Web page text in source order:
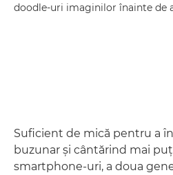
doodle-uri imaginilor înainte de
Suficient de mică pentru a
buzunar şi cântărind mai
smartphone-uri, a doua